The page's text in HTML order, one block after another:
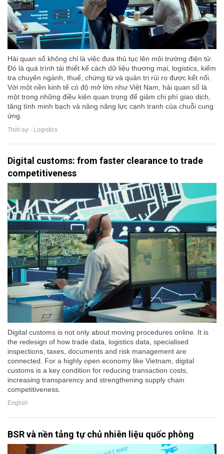
Hải quan số không chỉ là việc đưa thủ tục lên môi trường điện tử.
Đó là quá trình tái thiết kế cách dữ liệu thương mại, logistics, kiểm
tra chuyên ngành, thuế, chứng từ và quản trị rủi ro được kết nối.
Với một nền kinh tế có độ mở lớn như Việt Nam, hải quan số là
một trong những điều kiện quan trọng để giảm chi phí giao dịch,
tăng tính minh bạch và nâng năng lực cạnh tranh của chuỗi cung
ứng.
Thời sự - Logistics
Digital customs: from faster clearance to trade
competitiveness
Digital customs is not only about moving procedures online. It is
the redesign of how trade data, logistics data, specialised
inspections, taxes, documents and risk management are
connected. For a highly open economy like Vietnam, digital
customs is a key condition for reducing transaction costs,
increasing transparency and strengthening supply chain
competitiveness.
English
BSR và nền tảng tự chủ nhiên liệu quốc phòng